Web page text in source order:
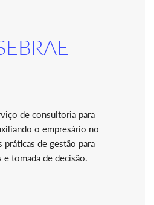
de consultoria para
o empresário no
práticas de gestão para
tomada de decisão.